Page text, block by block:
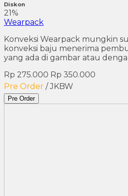
Diskon
21%
Wearpack
Konveksi Wearpack mungkin
konveksi baju menerima
yang ada di gambar atau
Rp 275.000 Rp 350.000
Pre Order / JKBW
Pre Order